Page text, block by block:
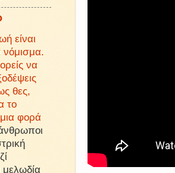
είναι
νόμισμα.
να
θες,
το
φορά
μελωδία